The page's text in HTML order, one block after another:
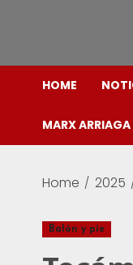
HOME
MARX
Home 2025
Balón y pie